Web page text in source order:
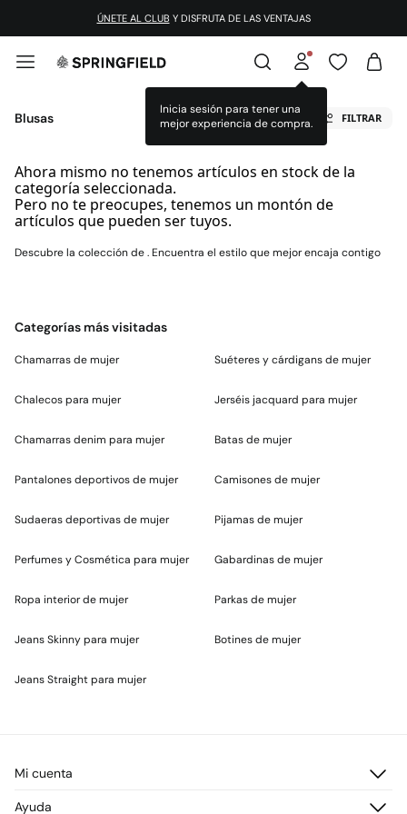
ÚNETE AL CLUB Y DISFRUTA DE LAS VENTAJAS
Inicia sesión para tener una
mejor experiencia de compra.
Blusas FILTRAR
Ahora mismo no tenemos artículos en stock de la
categoría seleccionada.
Pero no te preocupes, tenemos un montón de
artículos que pueden ser tuyos.
Descubre la colección de . Encuentra el estilo que mejor encaja contigo
Categorías más visitadas
Chamarras de mujer
Chalecos para mujer
Chamarras denim para mujer
Pantalones deportivos de mujer
Sudaeras deportivas de mujer
Perfumes y Cosmética para mujer
Ropa interior de mujer
Jeans Skinny para mujer
Jeans Straight para mujer
Suéteres y cárdigans de mujer
Jerséis jacquard para mujer
Batas de mujer
Camisones de mujer
Pijamas de mujer
Gabardinas de mujer
Parkas de mujer
Botines de mujer
Mi cuenta
Ayuda